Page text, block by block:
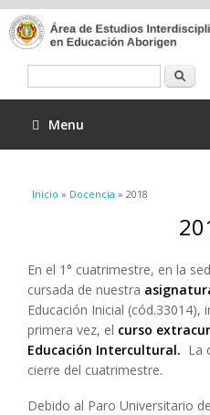
Menu
Se encuentra usted aquí
Inicio » Docencia » 2018
En el 1° cuatrimestre, en la
cursada de nuestra
Educación Inicial
primera vez, el curso
Educación Intercultural. La
cierre del cuatrimestre.
Debido al Paro Universitario